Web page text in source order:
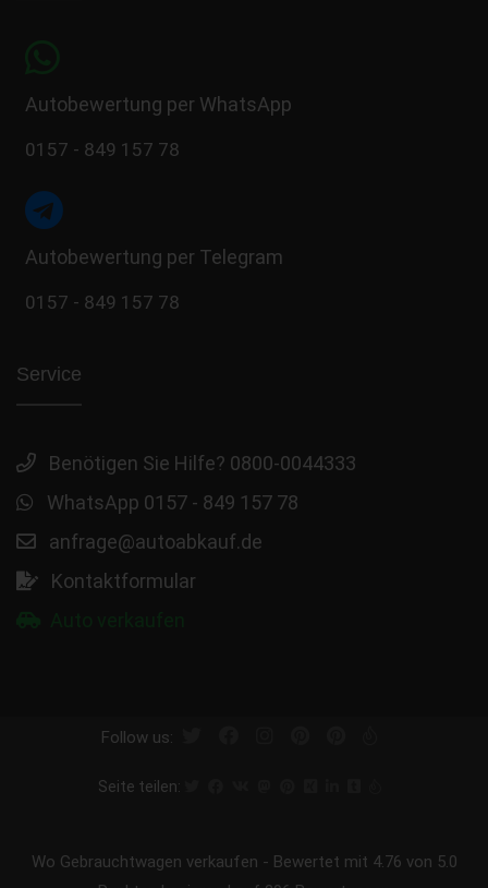
Autobewertung per WhatsApp
0157 - 849 157 78
Autobewertung per Telegram
0157 - 849 157 78
Service
Benötigen Sie Hilfe? 0800-0044333
WhatsApp 0157 - 849 157 78
anfrage@autoabkauf.de
Kontaktformular
Follow us:
Seite teilen:
Wo Gebrauchtwagen verkaufen - Bewertet mit 4.76 von 5.0